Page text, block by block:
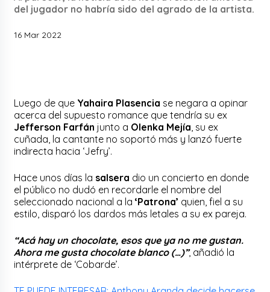
del jugador no habría sido del agrado de la artista.
16 Mar 2022
Luego de que Yahaira Plasencia se negara a opinar
acerca del supuesto romance que tendría su ex
Jefferson Farfán junto a Olenka Mejía , su ex
cuñada, la cantante no soportó más y lanzó fuerte
indirecta hacia ‘Jefry’.
Hace unos días la salsera dio un concierto en donde
el público no dudó en recordarle el nombre del
seleccionado nacional a la ‘Patrona’ quien, fiel a su
estilo, disparó los dardos más letales a su ex pareja.
“Acá hay un chocolate, esos que ya no me gustan.
Ahora me gusta chocolate blanco (…)”, añadió la
intérprete de ‘Cobarde’.